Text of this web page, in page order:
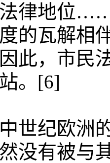
律地位
的瓦解相
此，市民
。[6]
世纪欧洲
没有被与